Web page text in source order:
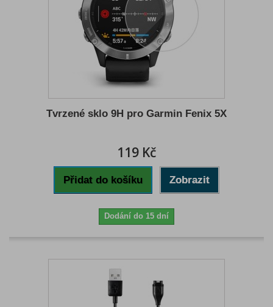
Tvrzené sklo 9H pro Garmin Fenix 5X
119 Kč
Přidat do košíku Zobrazit
Dodání do 15 dní